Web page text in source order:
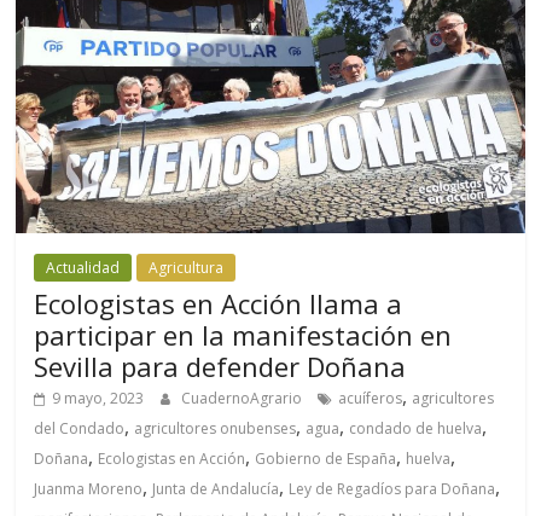
Actualidad Agricultura
Ecologistas en Acción llama a
participar en la manifestación en
Sevilla para defender Doñana
9 mayo, 2023 CuadernoAgrario acuíferos, agricultores
del Condado, agricultores onubenses, agua, condado de huelva,
Doñana, Ecologistas en Acción, Gobierno de España, huelva,
Juanma Moreno, Junta de Andalucía, Ley de Regadíos para Doñana,